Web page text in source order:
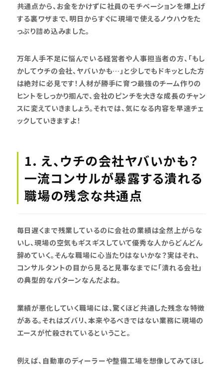
共通点から、お金をかけずに社員のモチベーションを爆上げ
する裏ワザまで、明日からすぐに現場で使えるノウハウをた
っぷり詰め込みました。
万年人手不足に悩んでいる経営者や人事担当者の方、「もし
かしてウチの会社、ヤバいかも…」と少しでもドキッとした方
は絶対に必見です！人材が勝手に育つ最強のチーム作りの
ヒントをしっかり掴んで、会社のピンチを大きな成長のチャン
スに変えていきましょう。それでは、気になる内容を早速チェ
ックしていきますよ！
1. え、ウチの会社ヤバいかも？
一流コンサルが暴露する潰れる
職場の残念な共通点
毎日遅くまで残業しているのに会社の業績は全然上がらな
いし、現場の空気もギスギスしていて優秀な人からどんどん
辞めていく。そんな職場に心当たりはないかな？実はそれ、
コンサルタントの目から見ると見事なまでに「潰れる会社」
の典型的なパターンなんだよね。
業績が悪化していく職場には、驚くほど共通した残念な特徴
がある。それはズバリ、本来やるべきではない業務に現場の
エースが忙殺されているということ。
例えば、自動車のディーラーや整備工場を想像してみてほし